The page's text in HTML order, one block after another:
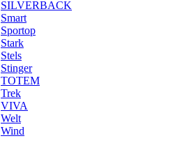
SILVERBACK
Smart
Sportop
Stark
Stels
Stinger
TOTEM
Trek
VIVA
Welt
Wind